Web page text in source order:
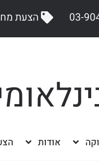
הצעת
אודות